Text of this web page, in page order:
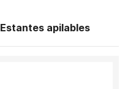
Estantes apilables